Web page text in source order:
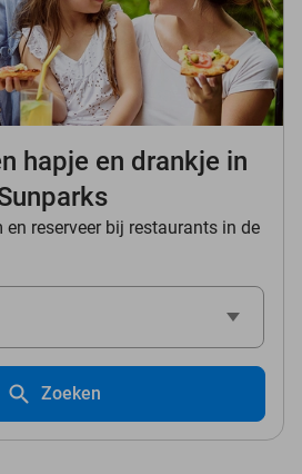
hapje en drankje in
en reserveer bij restaurants in de
Zoeken